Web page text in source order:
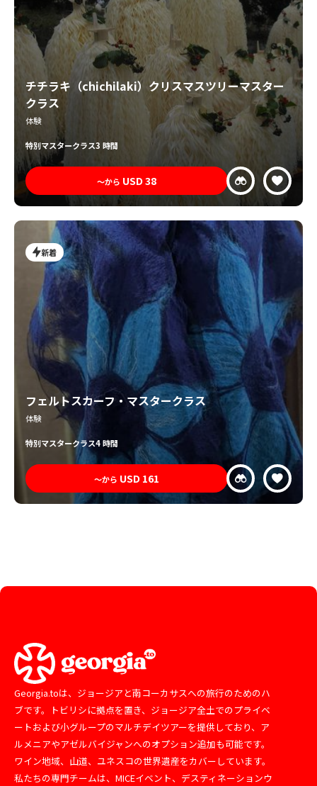
チチラキ（chichilaki）クリスマスツリーマスター
クラス
体験
特別マスタークラス3 時間
〜から USD38
新着
フェルトスカーフ・マスタークラス
体験
特別マスタークラス4 時間
〜から USD161
Georgia.toは、ジョージアと南コーカサスへの旅行のためのハ
ブです。トビリシに拠点を置き、ジョージア全土でのプライベ
ートおよび小グループのマルチデイツアーを提供しており、ア
ルメニアやアゼルバイジャンへのオプション追加も可能です。
ワイン地域、山道、ユネスコの世界遺産をカバーしています。
私たちの専門チームは、MICEイベント、デスティネーションウ